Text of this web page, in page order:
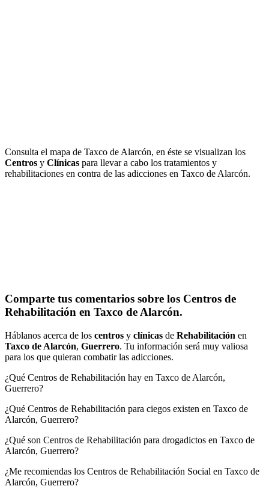
Consulta el mapa de Taxco de Alarcón, en éste se visualizan los
Centros y Clínicas para llevar a cabo los tratamientos y
rehabilitaciones en contra de las adicciones en Taxco de Alarcón.
Comparte tus comentarios sobre los Centros de
Rehabilitación en Taxco de Alarcón.
Háblanos acerca de los centros y clínicas de Rehabilitación en
Taxco de Alarcón, Guerrero. Tu información será muy valiosa
para los que quieran combatir las adicciones.
¿Qué Centros de Rehabilitación hay en Taxco de Alarcón,
Guerrero?
¿Qué Centros de Rehabilitación para ciegos existen en Taxco de
Alarcón, Guerrero?
¿Qué son Centros de Rehabilitación para drogadictos en Taxco de
Alarcón, Guerrero?
¿Me recomiendas los Centros de Rehabilitación Social en Taxco de
Alarcón, Guerrero?